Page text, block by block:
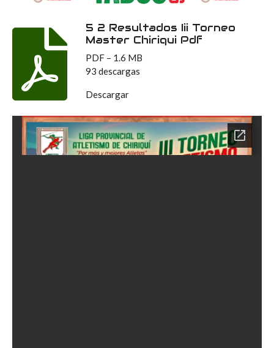
5 2 Resultados Iii Torneo
Master Chiriqui Pdf
PDF – 1.6 MB
93 descargas
Descargar